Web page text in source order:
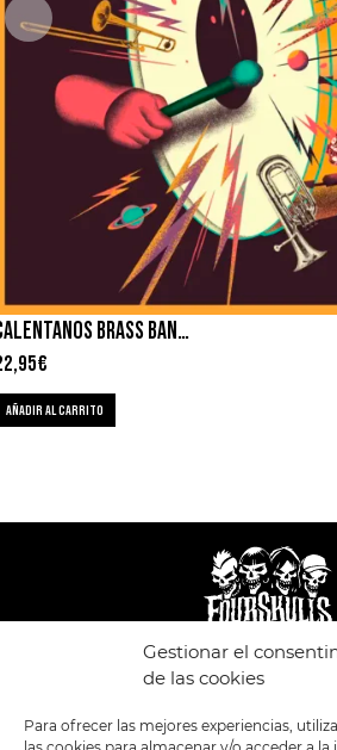
Gestionar el
de las cookies
Para ofrecer las mejores experiencias,
CALENTANOS BRASS BAND – HAMBRE AJENA
€
AÑADIR AL CARRITO
POLÍTICA DE
PRIVACIDAD
TIENDA